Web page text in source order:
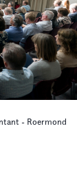
- Roermond